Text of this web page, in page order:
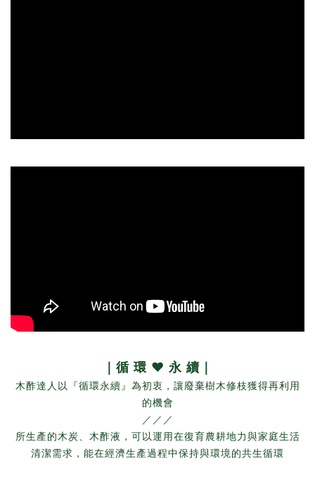
｜循 環 ♥ 永 續｜
木酢達人以『循環永續』為初衷，讓廢棄樹木修枝獲得再利用
的機會
／／／
所生產的木炭、木酢液，可以運用在復育農耕地力與家庭生活
清潔需求，能在經濟生產過程中保持與環境的共生循環